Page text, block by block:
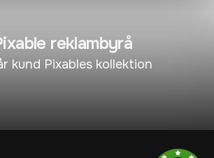
reklambyrå
kund Pixables kollektion